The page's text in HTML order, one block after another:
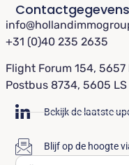
Contactgegevens
+31 (0)40 235 2635
Flight Forum 154, 5657
Postbus 8734, 5605
Bekijk de laatste
Blijf op de hoogte